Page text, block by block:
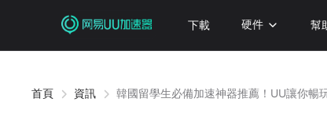
下載 硬件 幫
首頁 資訊 韓國留學生必備加速神器推薦！UU讓你暢